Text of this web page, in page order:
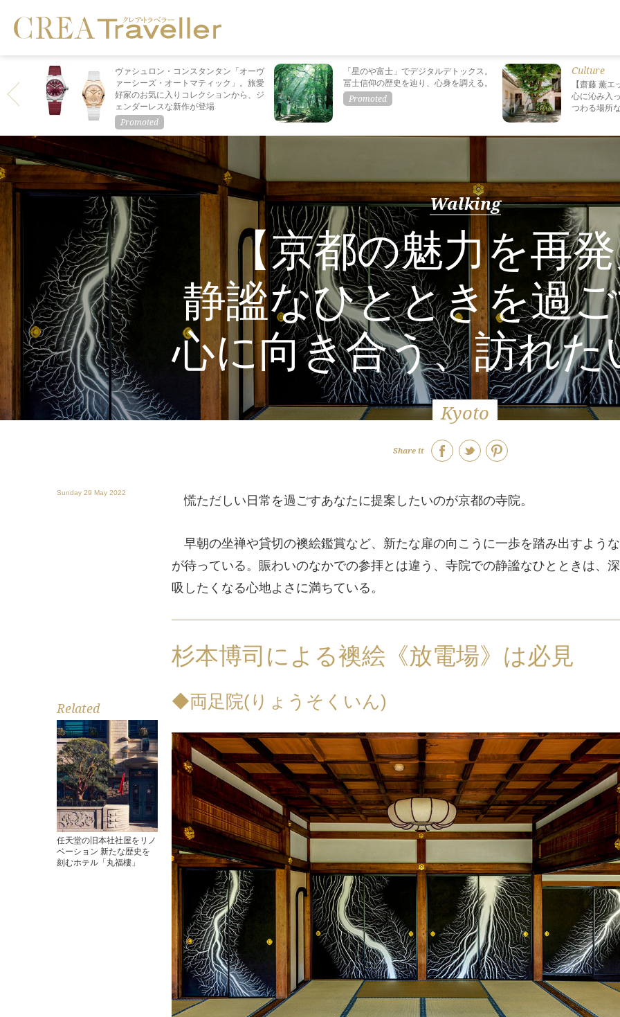
ヴァシュロン・コンスタンタン「オーヴ
ァーシーズ・オートマティック」。旅愛
好家のお気に入りコレクションから、ジ
ェンダーレスな新作が登場
「星のや富士」でデジタルデトックス。
冨士信仰の歴史を辿り、心身を調える。
Culture
【齋藤 薫
心に沁み入
つわる場所
Walking
【京都の魅力を再
静謐なひとときを過
心に向き合う、訪れた
Kyoto
Share it
Sunday 29 May 2022
Related
任天堂の旧本社社屋をリノ
ベーション 新たな歴史を
刻むホテル「丸福樓」
慌ただしい日常を過ごすあなたに提案したいのが京都の寺院。
早朝の坐禅や貸切の襖絵鑑賞など、新たな扉の向こうに一歩を踏み出すよう
が待っている。賑わいのなかでの参拝とは違う、寺院での静謐なひとときは、
吸したくなる心地よさに満ちている。
杉本博司による襖絵《放電場》は必見
◆両足院(りょうそくいん)